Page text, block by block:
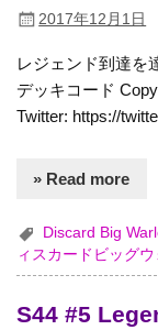
2017年12月1日
レジェンド到達を
デッキコード
Twitter: https://
» Read more
Discard Big
ィスカードビッグ
S44 #5